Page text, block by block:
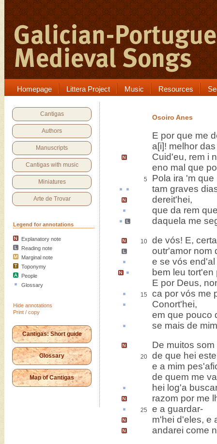
Homepage Littera Project Music Resources
Cantigas
Authors
Manuscripts
Cantigas with music
Miniatures
Arte de Trovar
Legend for annotations
Explanatory note
Reading note
Marginal note
Toponymy
People
Glossary
Hide annotations
Print / copy
Cantigas: Short guide
Glossary
Map of Cantigas
Osoiro Anes
E por que me
a[i]! melhor
Cuid'eu, rem i
eno mal que
5
Pola ira 'm
tam graves
dereit'hei,
que da rem
daquela me
10 de vós! E,
outr'amor nom
e se vós end'al
bem leu tort'en
E por Deus,
15 ca por vós me
Conort'hei,
em que pouco
se mais de
De muitos
20
de que hei
e a mim
de quem me
hei log'a
razom por me
25 e a guardar-
m'hei d'eles, e
andarei come